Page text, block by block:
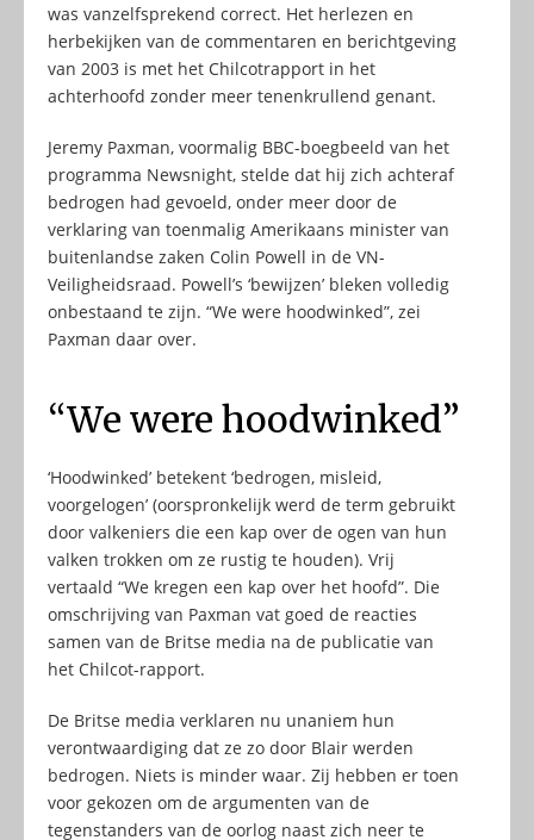
was vanzelfsprekend correct. Het herlezen en
herbekijken van de commentaren en berichtgeving
van 2003 is met het Chilcotrapport in het
achterhoofd zonder meer tenenkrullend genant.
Jeremy Paxman, voormalig BBC-boegbeeld van het
programma Newsnight, stelde dat hij zich achteraf
bedrogen had gevoeld, onder meer door de
verklaring van toenmalig Amerikaans minister van
buitenlandse zaken Colin Powell in de VN-
Veiligheidsraad. Powell’s ‘bewijzen’ bleken volledig
onbestaand te zijn. “We were hoodwinked”, zei
Paxman daar over.
“We were hoodwinked”
‘Hoodwinked’ betekent ‘bedrogen, misleid,
voorgelogen’ (oorspronkelijk werd de term gebruikt
door valkeniers die een kap over de ogen van hun
valken trokken om ze rustig te houden). Vrij
vertaald “We kregen een kap over het hoofd”. Die
omschrijving van Paxman vat goed de reacties
samen van de Britse media na de publicatie van
het Chilcot-rapport.
De Britse media verklaren nu unaniem hun
verontwaardiging dat ze zo door Blair werden
bedrogen. Niets is minder waar. Zij hebben er toen
voor gekozen om de argumenten van de
tegenstanders van de oorlog naast zich neer te